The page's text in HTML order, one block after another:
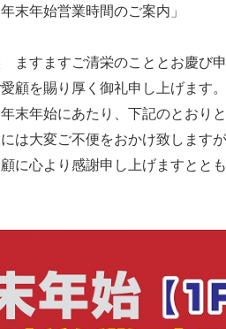
末年始営業時間のご案内」
すますご清栄のこととお慶び申
顧を賜り厚く御礼申し上げます。
末年始にあたり、下記のとおり
は大変ご不便をおかけ致します
に心より感謝申し上げますとと